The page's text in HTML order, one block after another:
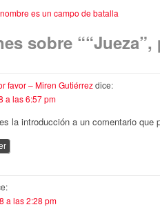
es un campo de batalla
sobre “
favor – Miren Gutiérrez dice:
a las 6:57 pm
la introducción a un comentario que
a las 2:28 pm